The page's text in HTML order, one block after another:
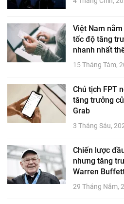
Việt Nam
tốc độ tăng
nhanh nhất
15 Tháng Tám,
Chủ tịch FPT
tăng trưởng
Grab
3 Tháng Sáu,
Chiến lược
nhưng tăng
Warren
29 Tháng Năm,